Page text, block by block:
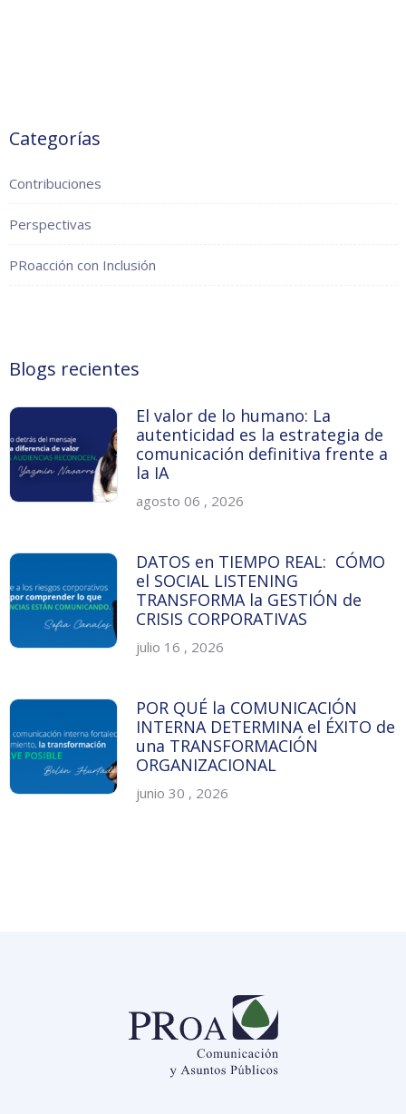
Categorías
Contribuciones
Perspectivas
PRoacción con Inclusión
Blogs recientes
El valor de lo humano: La
autenticidad es la estrategia de
comunicación definitiva frente a
la IA
agosto 06 , 2026
DATOS en TIEMPO REAL: CÓMO
el SOCIAL LISTENING
TRANSFORMA la GESTIÓN de
CRISIS CORPORATIVAS
julio 16 , 2026
POR QUÉ la COMUNICACIÓN
INTERNA DETERMINA el ÉXITO de
una TRANSFORMACIÓN
ORGANIZACIONAL
junio 30 , 2026